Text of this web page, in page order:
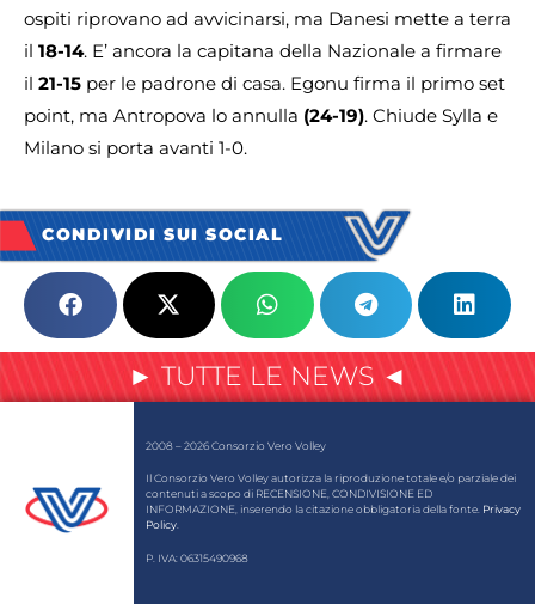
ospiti riprovano ad avvicinarsi, ma Danesi mette a terra
il 18-14. E’ ancora la capitana della Nazionale a firmare
il 21-15 per le padrone di casa. Egonu firma il primo set
point, ma Antropova lo annulla (24-19). Chiude Sylla e
Milano si porta avanti 1-0.
CONDIVIDI SUI SOCIAL
► TUTTE LE NEWS ◄
2008 – 2026 Consorzio Vero Volley
Il Consorzio Vero Volley autorizza la riproduzione totale e/o parziale dei
contenuti a scopo di RECENSIONE, CONDIVISIONE ED
INFORMAZIONE, inserendo la citazione obbligatoria della fonte. Privacy
Policy
P. IVA: 06315490968